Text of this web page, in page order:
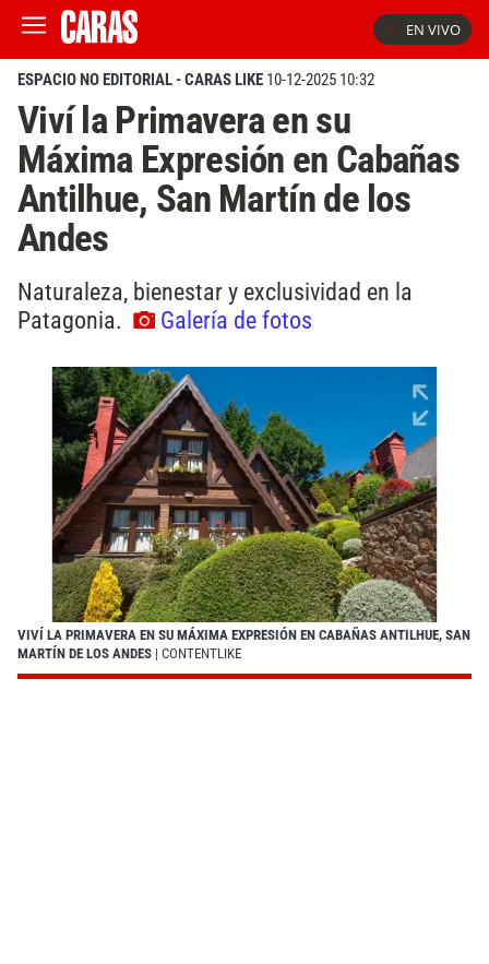
EN VIVO
ESPACIO NO EDITORIAL - CARAS LIKE 10-12-2025 10:32
Viví la Primavera en su
Máxima Expresión en Cabañas
Antilhue, San Martín de los
Andes
Naturaleza, bienestar y exclusividad en la
Patagonia.
Galería de fotos
VIVÍ LA PRIMAVERA EN SU MÁXIMA EXPRESIÓN EN CABAÑAS ANTILHUE, SAN
MARTÍN DE LOS ANDES | CONTENTLIKE